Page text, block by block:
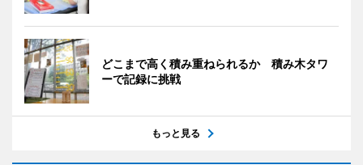
どこまで高く積み重ねられるか 積み木タワ
ーで記録に挑戦
もっと見る